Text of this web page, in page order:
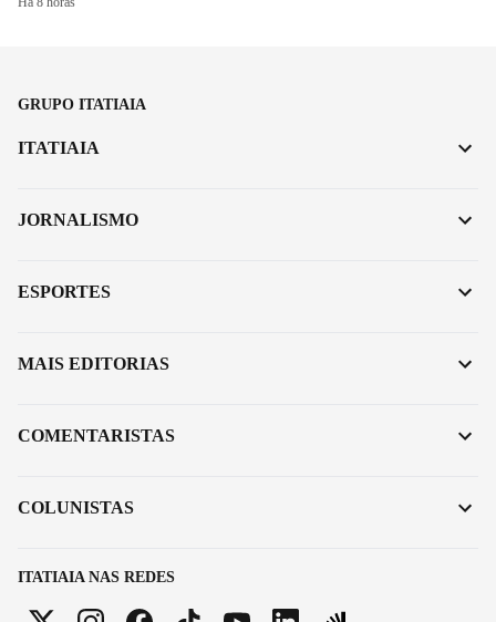
GRUPO ITATIAIA
ITATIAIA NAS REDES
ITATIAIA
JORNALISMO
ESPORTES
MAIS EDITORIAS
COMENTARISTAS
COLUNISTAS